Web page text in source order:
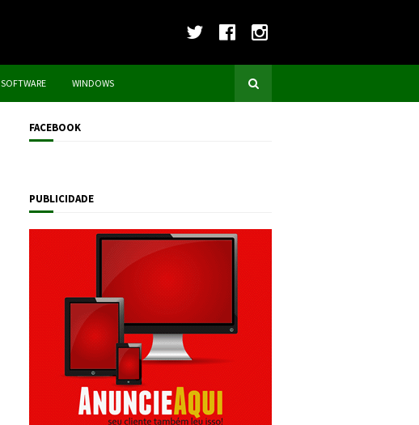
SOFTWARE WINDOWS
FACEBOOK
PUBLICIDADE